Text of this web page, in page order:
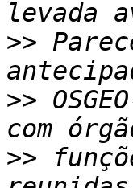
>>
>>
>>